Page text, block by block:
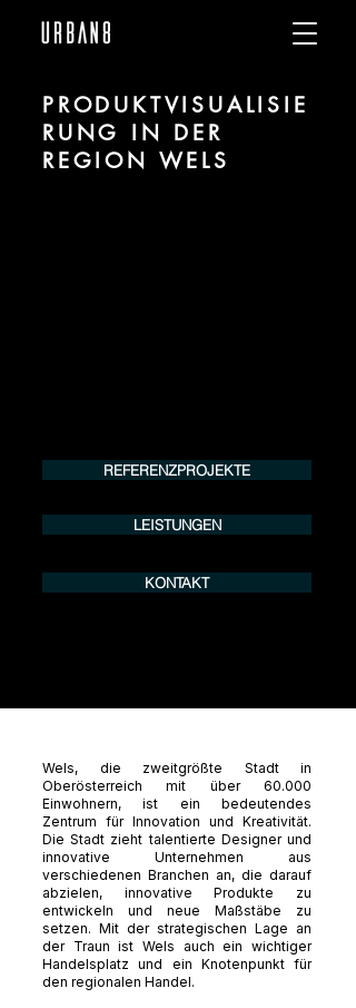
PRODUKTVISUALISIE
RUNG IN DER
REGION WELS
REFERENZPROJEKTE
LEISTUNGEN
KONTAKT
Wels, die zweitgrößte Stadt in
Oberösterreich mit über 60.000
Einwohnern, ist ein bedeutendes
Zentrum für Innovation und Kreativität.
Die Stadt zieht talentierte Designer und
innovative Unternehmen aus
verschiedenen Branchen an, die darauf
abzielen, innovative Produkte zu
entwickeln und neue Maßstäbe zu
setzen. Mit der strategischen Lage an
der Traun ist Wels auch ein wichtiger
Handelsplatz und ein Knotenpunkt für
den regionalen Handel.